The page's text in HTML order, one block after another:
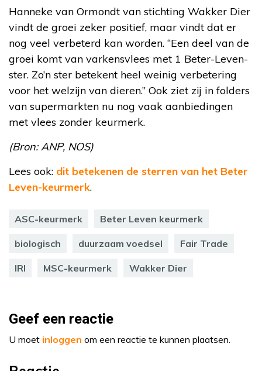
Hanneke van Ormondt van stichting Wakker Dier
vindt de groei zeker positief, maar vindt dat er
nog veel verbeterd kan worden. “Een deel van de
groei komt van varkensvlees met 1 Beter-Leven-
ster. Zo’n ster betekent heel weinig verbetering
voor het welzijn van dieren.” Ook ziet zij in folders
van supermarkten nu nog vaak aanbiedingen
met vlees zonder keurmerk.
(Bron: ANP, NOS)
Lees ook: dit betekenen de sterren van het Beter
Leven-keurmerk.
ASC-keurmerk Beter Leven keurmerk
biologisch duurzaam voedsel Fair Trade
IRI MSC-keurmerk Wakker Dier
Geef een reactie
U moet inloggen om een reactie te kunnen plaatsen.